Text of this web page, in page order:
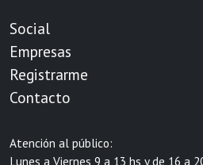
Social
Empresas
Registrarme
Contacto
Atención al público:
Lunes a Viernes 9 a 13 hs y de 16 a